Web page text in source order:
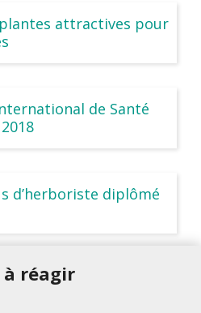
attractives pour
de Santé
d’herboriste diplômé
à réagir